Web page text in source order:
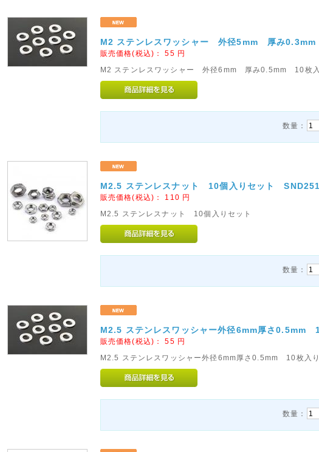
M2 ステンレスワッシャー 外径5mm 厚み
販売価格(税込)：55 円
M2 ステンレスワッシャー 外径6mm 厚み0.5mm 10枚
数量：
M2.5 ステンレスナット 10個入りセット
販売価格(税込)： 110 円
M2.5 ステンレスナット 10個入りセット
数量：
M2.5 ステンレスワッシャー外径6mm厚さ
販売価格(税込)：55 円
M2.5 ステンレスワッシャー外径6mm厚さ0.5mm 10枚入
数量：